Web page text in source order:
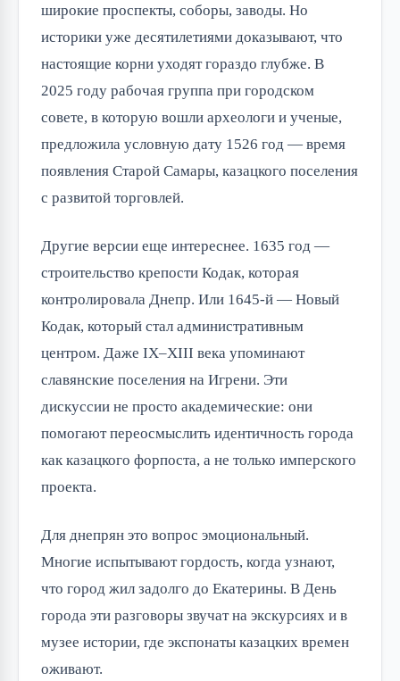
широкие проспекты, соборы, заводы. Но
историки уже десятилетиями доказывают, что
настоящие корни уходят гораздо глубже. В
2025 году рабочая группа при городском
совете, в которую вошли археологи и ученые,
предложила условную дату 1526 год — время
появления Старой Самары, казацкого поселения
с развитой торговлей.
Другие версии еще интереснее. 1635 год —
строительство крепости Кодак, которая
контролировала Днепр. Или 1645-й — Новый
Кодак, который стал административным
центром. Даже IX–XIII века упоминают
славянские поселения на Игрени. Эти
дискуссии не просто академические: они
помогают переосмыслить идентичность города
как казацкого форпоста, а не только имперского
проекта.
Для днепрян это вопрос эмоциональный.
Многие испытывают гордость, когда узнают,
что город жил задолго до Екатерины. В День
города эти разговоры звучат на экскурсиях и в
музее истории, где экспонаты казацких времен
оживают.